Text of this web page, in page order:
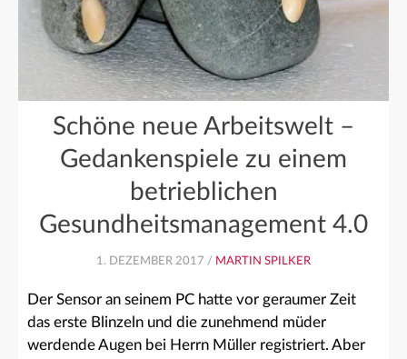
Schöne neue Arbeitswelt –
Gedankenspiele zu einem
betrieblichen
Gesundheitsmanagement 4.0
1. DEZEMBER 2017 / MARTIN SPILKER
Der Sensor an seinem PC hatte vor geraumer Zeit
das erste Blinzeln und die zunehmend müder
werdende Augen bei Herrn Müller registriert. Aber